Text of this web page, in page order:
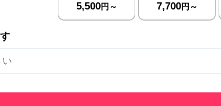
5,500円～ 7,700円～